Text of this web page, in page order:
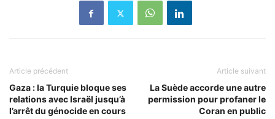
Article précédent
Gaza : la Turquie bloque ses
relations avec Israël jusqu’à
l’arrêt du génocide en cours
Article suivant
La Suède accorde une autre
permission pour profaner le
Coran en public